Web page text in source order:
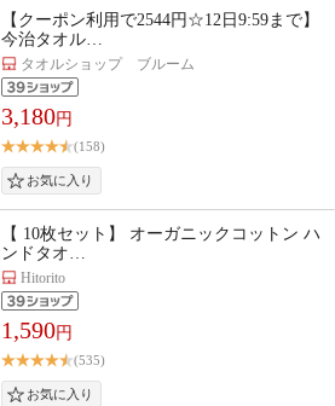
【クーポン利用で2544円☆12日9:59まで】
今治タオル…
タオルショップ ブルーム
3,180円
(158)
【 10枚セット】 オーガニックコットン ハ
ンドタオ…
Hitorito
1,590円
(535)